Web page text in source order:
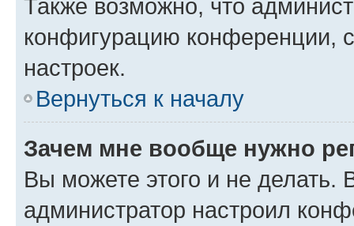
Также возможно, что
конфигурацию конференции,
настроек.
Вернуться к началу
Зачем мне вообще нужно
Вы можете этого и не делать.
администратор настроил